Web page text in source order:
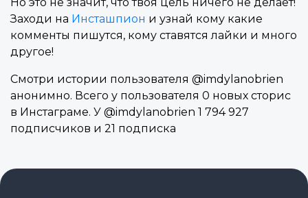
Но это не значит, что твоя цель ничего не делает!
Заходи на Инсташпион и узнай кому какие
комменты пишутся, кому ставятся лайки и много
другое!
Смотри истории пользователя @imdylanobrien
анонимно. Всего у пользователя 0 новых сторис
в Инстаграме. У @imdylanobrien 1 794 927
подписчиков и 21 подписка